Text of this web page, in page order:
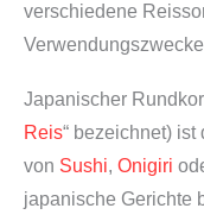
verschiedene
Japanischer
Reis“ bezeichnet)
von Sushi, Onigiri
japanische Gerichte